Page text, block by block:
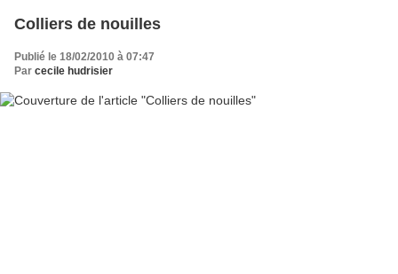
Colliers de nouilles
Publié le 18/02/2010 à 07:47
Par cecile hudrisier